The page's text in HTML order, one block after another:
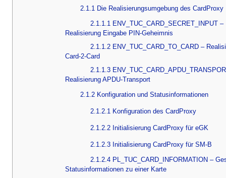
2.1.1 Die Realisierungsumgebung des CardProxy
2.1.1.1 ENV_TUC_CARD_SECRET_INPUT –
Realisierung Eingabe PIN-Geheimnis
2.1.1.2 ENV_TUC_CARD_TO_CARD –
Card-2-Card
2.1.1.3
Realisierung APDU-Transport
2.1.2 Konfiguration und Statusinformationen
2.1.2.1 Konfiguration des CardProxy
2.1.2.2 Initialisierung CardProxy für eGK
2.1.2.3 Initialisierung CardProxy für SM-B
2.1.2.4 PL_TUC_CARD_INFORMATION –
Statusinformationen zu einer Karte